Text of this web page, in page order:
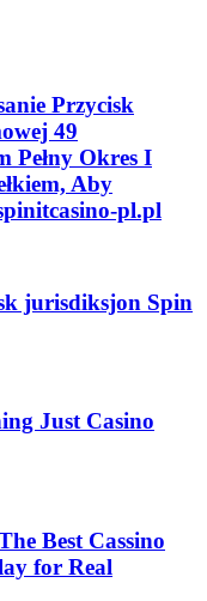
Przycisk
49
Pełny Okres I
Aby
pl.pl
jurisdiksjon Spin
Just Casino
Best Cassino
for Real